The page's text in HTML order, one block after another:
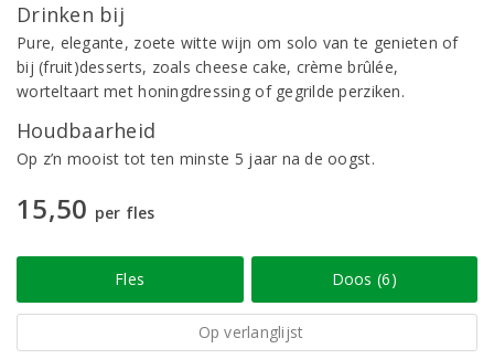
Drinken bij
Pure, elegante, zoete witte wijn om solo van te genieten of
bij (fruit)desserts, zoals cheese cake, crème brûlée,
worteltaart met honingdressing of gegrilde perziken.
Houdbaarheid
Op z’n mooist tot ten minste 5 jaar na de oogst.
15,50 per fles
Fles Doos (6)
Op verlanglijst